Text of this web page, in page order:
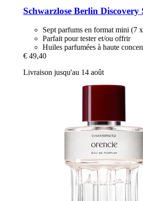
Schwarzlose Berlin Discovery
Sept parfums en format mini (7
Parfait pour tester et/ou offrir
Huiles parfumées à haute
€ 49,40
Livraison jusqu'au 14 août